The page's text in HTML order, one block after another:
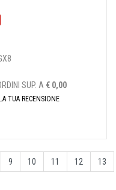
SUP. A € 0,00
TUA RECENSIONE
9 10 11 12 13